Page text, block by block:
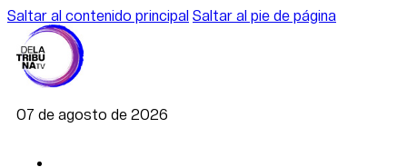
Saltar al contenido principal Saltar al pie de página
07 de agosto de 2026